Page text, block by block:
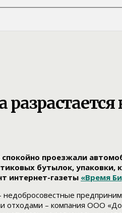
проезжали
бутылок, упаковки,
интернет-газеты «Время
– компания ООО